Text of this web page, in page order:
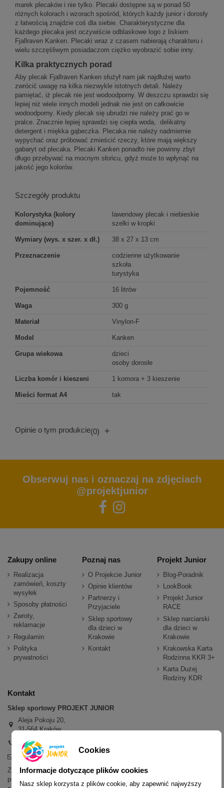
marek plecaków i nie tylko. Plecaki dostępne są w ponad 50
różnych kolorach i wzorach spośród, których każdy junior i dorosły
z łatwością znajdzie coś dla siebie. Charakterystyczne dla
każdego plecaka jest oczywiście odblaskowe logo z liskiem
Fjallraven Kanken. Plecaki wraz z czasem nabierają charakteru i
wielu szczęśliwym posiadaczom ciężko wyobrazić sobie inny.
Kilka praktycznych porad
Aby plecak Fjallraven Kanken służył nam jak najdłużej warto
zwrócić uwagę na kilka niezwykle istotnych detali. Należy
pamiętać, iż plecak nie jest wodoodporny. W deszczu sprawdzi się
lepiej niż wiele innych modeli jednak nie jest on całkowicie
wodoodporny. Kiedy plecak się ubrudzi nie należy prać go w
pralce. Znacznie lepiej sprawdzi się ciepła woda, delikatny
detergent i miękka gąbeczka. Plecaka nie należy nadmiernie
wypychać oraz próbować zmieścić rzeczy, które mają większy
gabaryt od plecaka. Plecaki Kanken ponadto nie powinny zbyt
długo przebywać na mocnym słońcu, gdyż może to wpłynąć na
jakość jego kolorów.
Szczegóły produktu
Kolorystyka (kolory
dominujące)
lawendowy plecak i niebieskie
szelki w kropki
Wymiary (wys. x szer. x dł.) 38 x 27 x 13 cm
Przeznaczenie
codzienne użytkowanie
szkoła
turystyka
Pojemność 16 litrów
Waga 300 g
Materiał Vinylon-F
Model Kanken
Grupa wiekowa
dzieci
osoby dorosłe
Liczba komór i kieszeni 1 komora + 3 kieszenie
Mieści format A4 tak
Opinie o tym produkcie(0) +
Obserwuj nas i oznaczaj na zdjęciach
@projektjunior
Zakupy online
Realizacja
zamówień, koszty
wysyłek
Sposoby płatności
Zwroty,
reklamacje
Regulamin
Polityka
prywatności
Poznaj nas
O Projekcie Junior
Opinie klientów
Partnerzy i
Przyjaciele
Sklep sportowy
dla dzieci w
Krakowie
Kontakt
Projekt Junior
Blog-Poradnik
LookBook
Projekt Junior
RACE
Sklep narciarski
dla dzieci w
Krakowie
Krakowska Karta
Rodzinna KKR 3+
Karta Dużej
Rodziny KDR
Kontakt
Sklep sportowy PROJEKT JUNIOR
Aleja Pokoju 20,
31-564 Kraków
+48 600 779 897
sklep@projektjunior.pl
Zapraszamy do sklepu stacjonarnego:
poniedziałek - piątek: 11.00-19.00
Cookies
Informacje dotyczące plików cookies
Nasz sklep korzysta z plików cookie, aby zapewnić najwyższy